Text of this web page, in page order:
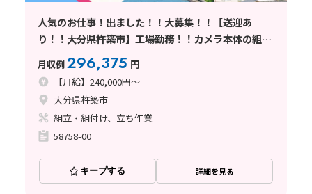
人気のお仕事！出ました！！大募集！！【送迎あ
り！！大分県杵築市】工場勤務！！カメラ本体の組立
♪ ★寮費無料★ 大分県きつきしのお仕事
月収例296,375 円
【月給】240,000円～
大分県杵築市
組立・組付け、立ち作業
58758-00
キープする 詳細を見る